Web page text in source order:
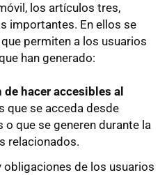
los artículos tres,
importantes. En ellos se
permiten a los usuarios
han generado:
de hacer accesibles al
que se acceda desde
que se generen durante la
relacionados.
obligaciones de los usuarios